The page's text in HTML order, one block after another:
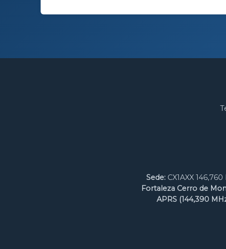
Sede: CX1AXX
Fortaleza Cerro de
APRS (144,390